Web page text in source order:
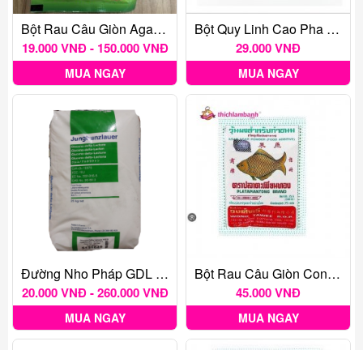
Bột Rau Câu Giòn Agar Hoàng Yến
19.000 VNĐ - 150.000 VNĐ
MUA NGAY
Bột Quy Linh Cao Pha Sẵn 3K 150g
29.000 VNĐ
MUA NGAY
Đường Nho Pháp GDL - Glucono Delta Lactone
20.000 VNĐ - 260.000 VNĐ
MUA NGAY
Bột Rau Câu Giòn Con Cá Vàng Thái Lan 25g
45.000 VNĐ
MUA NGAY